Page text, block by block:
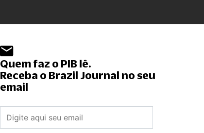
Quem faz o PIB lê.
Receba o Brazil Journal no seu
email